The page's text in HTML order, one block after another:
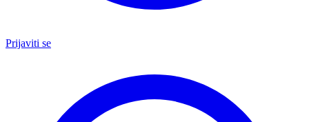
Prijaviti se